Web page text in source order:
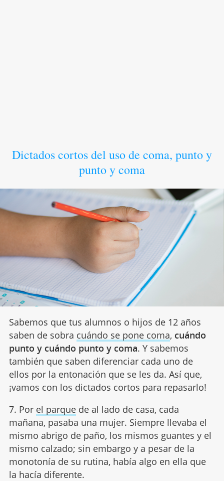
Dictados cortos del uso de coma, punto y
punto y coma
Sabemos que tus alumnos o hijos de 12 años
saben de sobra cuándo se pone coma, cuándo
punto y cuándo punto y coma. Y sabemos
también que saben diferenciar cada uno de
ellos por la entonación que se les da. Así que,
¡vamos con los dictados cortos para repasarlo!
7. Por el parquede al lado de casa, cada
mañana, pasaba una mujer. Siempre llevaba el
mismo abrigo de paño, los mismos guantes y el
mismo calzado; sin embargo y a pesar de la
monotonía de su rutina, había algo en ella que
la hacía diferente.